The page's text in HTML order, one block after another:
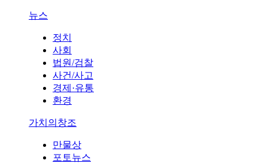
뉴스
정치
사회
법원/검찰
사건/사고
경제·유통
환경
가치의창조
만물상
포토뉴스